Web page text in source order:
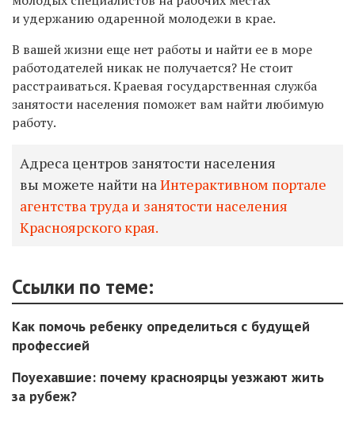
и удержанию одаренной молодежи в крае.
В вашей жизни еще нет работы и найти ее в море
работодателей никак не получается? Не стоит
расстраиваться. Краевая государственная служба
занятости населения поможет вам найтилюбимую
работу.
Адреса центров занятости населения
вы можете найти на Интерактивном портале
агентства труда и занятости населения
Красноярского края.
Ссылки по теме:
Как помочь ребенку определиться с будущей
профессией
Поуехавшие: почему красноярцы уезжают жить
за рубеж?